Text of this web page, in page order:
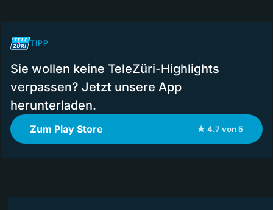
TIPP
Sie wollen keine TeleZüri-Highlights
verpassen? Jetzt unsere App
herunterladen.
Zum Play Store ★ 4.7 von 5